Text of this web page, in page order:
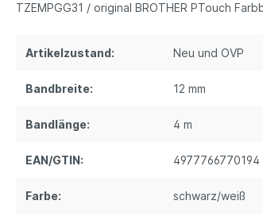
TZEMPGG31 / original BROTHER PTouch
Artikelzustand: Neu und OVP
Bandbreite: 12 mm
Bandlänge: 4 m
EAN/GTIN: 4977766770194
Farbe: schwarz/weiß